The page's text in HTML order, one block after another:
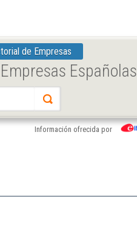
de Empresas
Españolas
Información ofrecida por